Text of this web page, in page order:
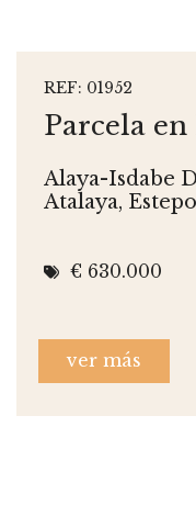
REF: 01952
Parcela
Alaya-Isdabe
Atalaya,
€ 630.000
ver más